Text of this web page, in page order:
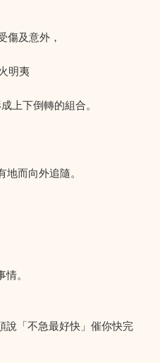
傷及意外，
明夷
上下倒轉的組合。
而向外追隨。
。
說「不急最好快」催你快完